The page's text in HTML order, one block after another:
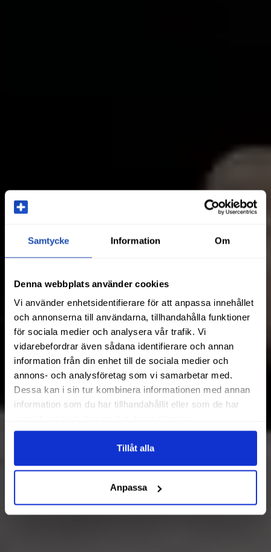
Samtycke Information Om
Denna webbplats använder cookies
Vi använder enhetsidentifierare för att anpassa innehållet
och annonserna till användarna, tillhandahålla funktioner
för sociala medier och analysera vår trafik. Vi
vidarebefordrar även sådana identifierare och annan
information från din enhet till de sociala medier och
annons- och analysföretag som vi samarbetar med.
Dessa kan i sin tur kombinera informationen med annan
information som du har tillhandahållit eller som de har
Tillåt alla
Anpassa